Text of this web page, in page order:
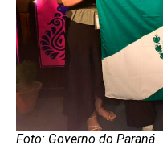
Foto: Governo do Paraná